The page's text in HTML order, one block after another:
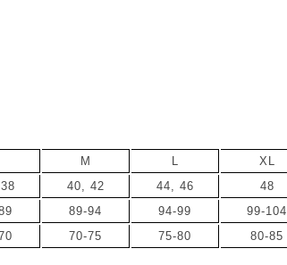
M L
XL
40, 42 44, 46
48
89-94 94-99
99-104
70-75 75-80 80-85